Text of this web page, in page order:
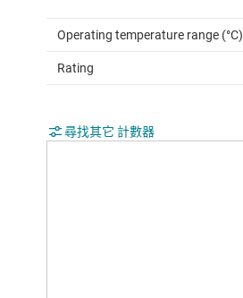
Operating temperature range (°C)
Rating
尋找其它 計數器